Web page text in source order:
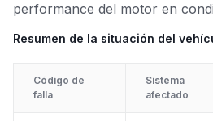
performance del motor en
Resumen de la situación del
Código de
falla
Sistema
afectado